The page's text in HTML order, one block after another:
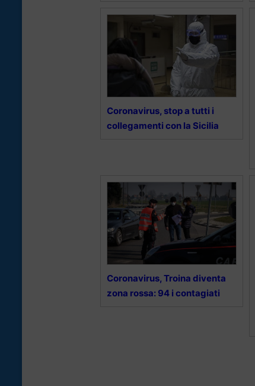
Coronavirus, stop a tutti i
collegamenti con la Sicilia
Coronavirus, Troina diventa
zona rossa: 94 i contagiati